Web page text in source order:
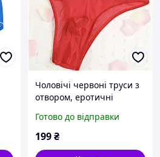
Чоловічі червоні труси з
отвором, еротичні
отвором, труси з
доступом для пеніса
Готово до відправки
199₴